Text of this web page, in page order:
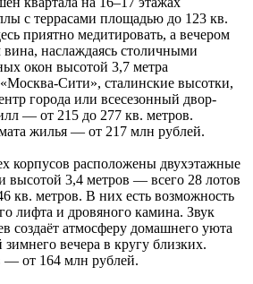
с террасами площадью до 123 кв.
приятно медитировать, а вечером
наслаждаясь столичными
окон высотой 3,7 метра
Сити», сталинские высотки,
города или всесезонный двор-
— от 215 до 277 кв. метров.
жилья — от 217 млн рублей.
корпусов расположены двухэтажные
высотой 3,4 метров — всего 28 лотов
кв. метров. В них есть возможность
лифта и дровяного камина. Звук
создаёт атмосферу домашнего уюта
вечера в кругу близких.
— от 164 млн рублей.